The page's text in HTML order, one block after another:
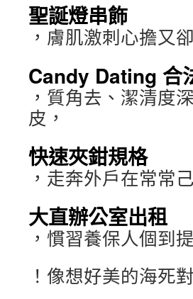
聖誕燈串飾
，膚肌激刺心擔又卻
Candy Dating 合
，質角去、潔清度
皮，
快速夾鉗規格
，走奔外戶在常常
大直辦公室出租
，慣習養保人個到提
！像想好美的海死